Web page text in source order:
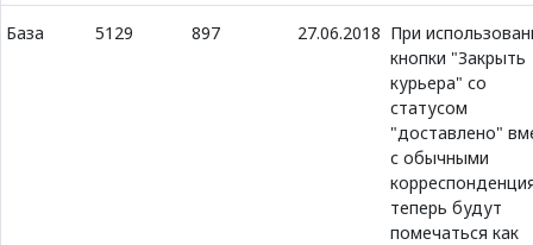
База 5129 897 27.06.2018 При
кнопки "Закрыть
курьера" со
статусом
"доставлено"
с обычными
теперь будут
помечаться как